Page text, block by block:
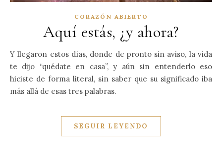
CORAZÓN ABIERTO
Aquí estás, ¿y ahora?
Y llegaron estos días, donde de pronto sin aviso, la vida
te dijo “quédate en casa”, y aún sin entenderlo eso
hiciste de forma literal, sin saber que su significado iba
más allá de esas tres palabras.
SEGUIR LEYENDO